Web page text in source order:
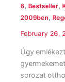
6, Bestseller,
2009ben,
February 26,
Úgy
sorozat